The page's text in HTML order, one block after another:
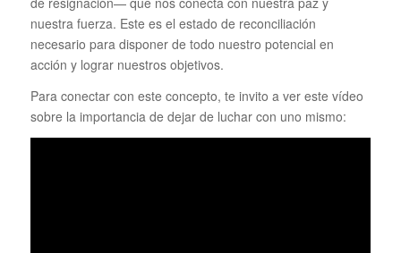
nuestra fuerza. Este es el estado de reconciliación
necesario para disponer de todo nuestro potencial en
acción y lograr nuestros objetivos.
Para conectar con este concepto, te invito a ver este vídeo
sobre la importancia de dejar de luchar con uno mismo: